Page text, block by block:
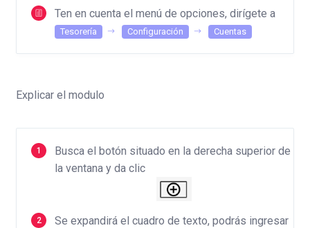
Ten en cuenta el menú de opciones, dirígete a
Tesorería Configuración Cuentas
Explicar el modulo
Busca el botón situado en la derecha superior de
la ventana y da clic
Se expandirá el cuadro de texto, podrás ingresar